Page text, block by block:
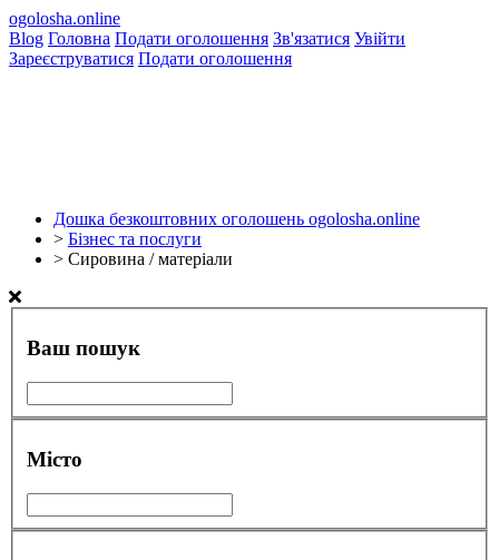
ogolosha.online
Blog Головна Подати оголошення Зв'язатися Увійти
Зареєструватися Подати оголошення
Дошка безкоштовних оголошень ogolosha.online
> Бізнес та послуги
> Сировина / матеріали
Ваш пошук
Місто